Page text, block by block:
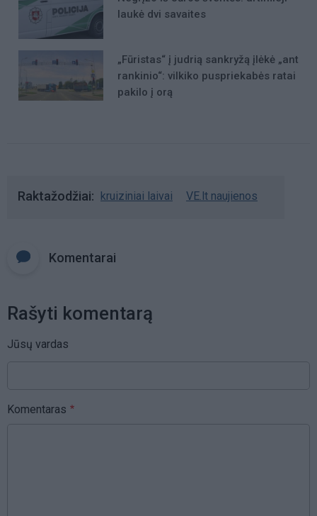
laukė dvi savaites
„Fūristas“ į judrią sankryžą įlėkė „ant
rankinio“: vilkiko puspriekabės ratai
pakilo į orą
Raktažodžiai kruiziniai laivai VE.lt naujienos
Komentarai
Rašyti komentarą
Jūsų vardas
Komentaras